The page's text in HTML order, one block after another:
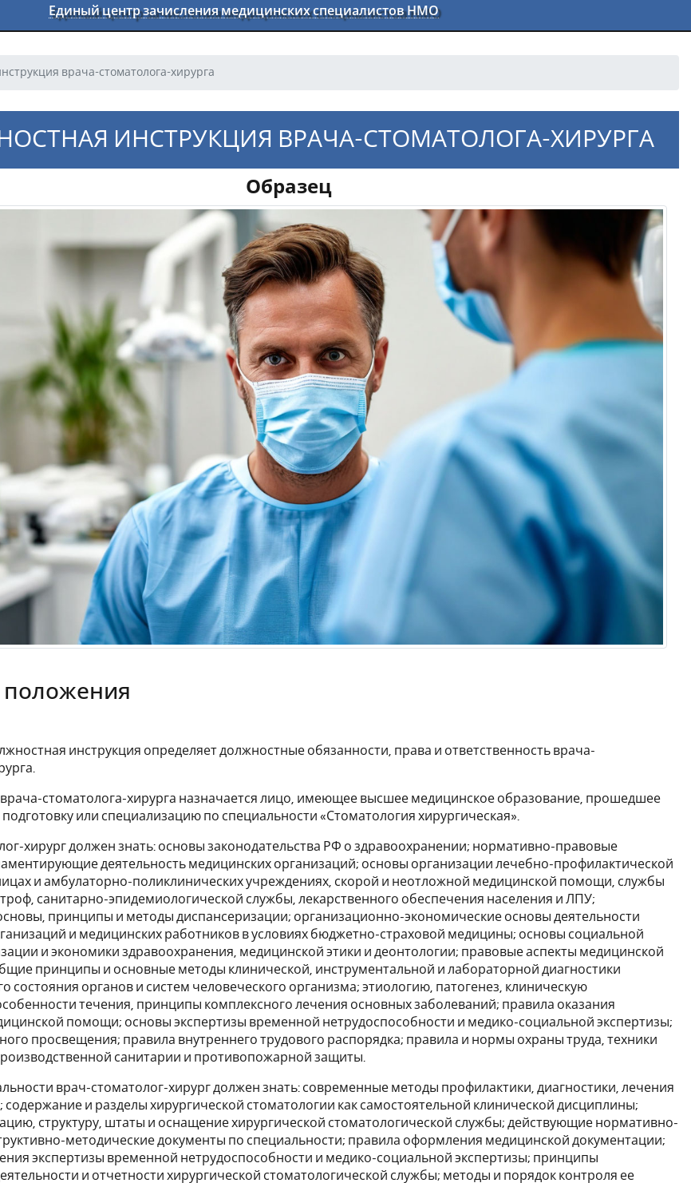
Единый центр зачисления медицинских специалистов НМО
врача-стоматолога-хирурга
ИНСТРУКЦИЯ ВРАЧА-СТОМАТОЛОГА-ХИРУРГА
Образец
инструкция определяет должностные обязанности, права и ответственность врача-
стоматолога-хирурга назначается лицо, имеющее высшее медицинское образование, прошедшее
или специализацию по специальности «Стоматология хирургическая».
хирург должен знать: основы законодательства РФ о здравоохранении; нормативно-правовые
деятельность медицинских организаций; основы организации лечебно-профилактической
и амбулаторно-поликлинических учреждениях, скорой и неотложной медицинской помощи, службы
санитарно-эпидемиологической службы, лекарственного обеспечения населения и ЛПУ;
принципы и методы диспансеризации; организационно-экономические основы деятельности
и медицинских работников в условиях бюджетно-страховой медицины; основы социальной
и экономики здравоохранения, медицинской этики и деонтологии; правовые аспекты медицинской
принципы и основные методы клинической, инструментальной и лабораторной диагностики
состояния органов и систем человеческого организма; этиологию, патогенез, клиническую
течения, принципы комплексного лечения основных заболеваний; правила оказания
помощи; основы экспертизы временной нетрудоспособности и медико-социальной экспертизы;
просвещения; правила внутреннего трудового распорядка; правила и нормы охраны труда, техники
санитарии и противопожарной защиты.
врач-стоматолог-хирург должен знать: современные методы профилактики, диагностики, лечения
содержание и разделы хирургической стоматологии как самостоятельной клинической дисциплины;
структуру, штаты и оснащение хирургической стоматологической службы; действующие нормативно-
методические документы по специальности; правила оформления медицинской документации;
экспертизы временной нетрудоспособности и медико-социальной экспертизы; принципы
и отчетности хирургической стоматологической службы; методы и порядок контроля ее